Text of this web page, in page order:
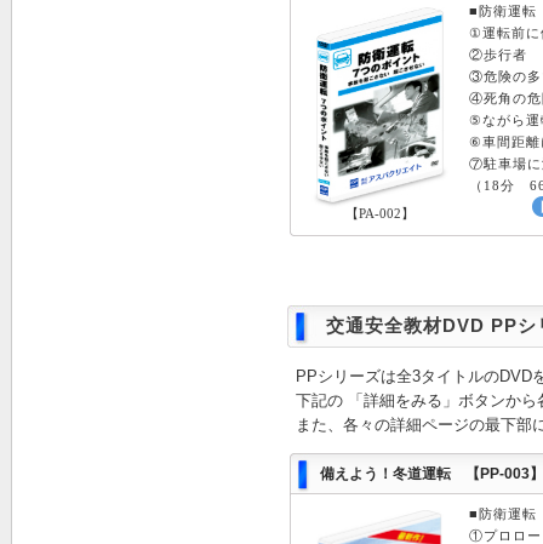
【PA-002】
■防衛運
①運転前に
②歩行者
③危険の多
④死角の危
⑤ながら運
⑥車間距離
⑦駐車場に
（18分
交通安全教材DVD PPシ
PPシリーズは全3タイトルのDVD
下記の 「詳細をみる」ボタンか
また、各々の詳細ページの最下部
備えよう！冬道運転 【PP-003】
■防衛運
①プロロ